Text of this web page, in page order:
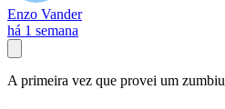
Enzo Vander
há 1 semana
A primeira vez que provei um zumbiu